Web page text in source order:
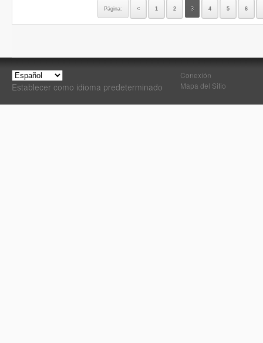
Página: < 1 2 3 4 5 6
Establecer como idioma predeterminado
Conexión
Mapa del Sitio